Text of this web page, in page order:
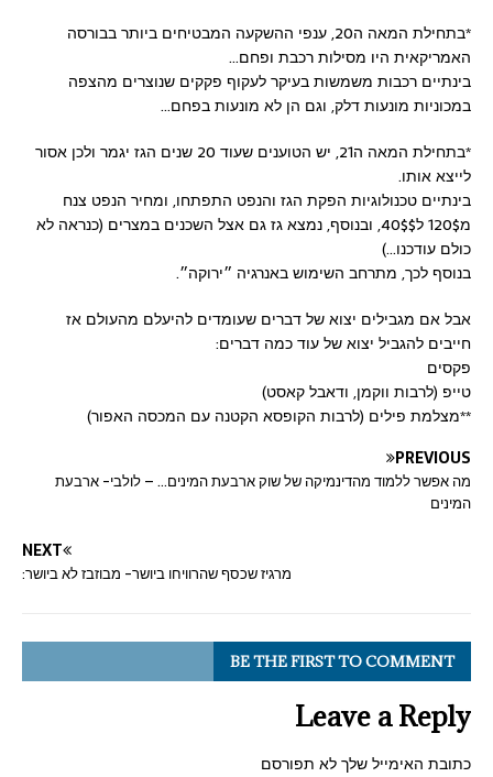
*בתחילת המאה ה20, ענפי ההשקעה המבטיחים ביותר בבורסה
האמריקאית היו מסילות רכבת ופחם…
בינתיים רכבות משמשות בעיקר לעקוף פקקים שנוצרים מהצפה
במכוניות מונעות דלק, וגם הן לא מונעות בפחם…
*בתחילת המאה ה21, יש הטוענים שעוד 20 שנים הגז יגמר ולכן אסור
לייצא אותו.
בינתיים טכנולוגיות הפקת הגז והנפט התפתחו, ומחיר הנפט צנח
מ120$ ל40$$, ובנוסף, נמצא גז גם אצל השכנים במצרים (כנראה לא
כולם עודכנו…)
בנוסף לכך, מתרחב השימוש באנרגיה ״ירוקה״.
אבל אם מגבילים יצוא של דברים שעומדים להיעלם מהעולם אז
חייבים להגביל יצוא של עוד כמה דברים:
פקסים
טייפ (לרבות ווקמן, ודאבל קאסט)
**מצלמת פילים (לרבות הקופסא הקטנה עם המכסה האפור)
PREVIOUS
מה אפשר ללמוד מהדינמיקה של שוק ארבעת המינים… – לולבי- ארבעת
המינים
NEXT
מרגיז שכסף שהרוויחו ביושר- מבוזבז לא ביושר:
BE THE FIRST TO COMMENT
Leave a Reply
כתובת האימייל שלך לא תפורסם